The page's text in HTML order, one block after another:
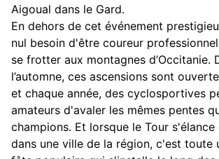
Aigoual dans le Gard.
En dehors de cet événement
nul besoin d'être coureur
se frotter aux montagnes d’Occitanie.
l’automne, ces ascensions sont
et chaque année, des cyclosportives
amateurs d'avaler les mêmes pentes
champions. Et lorsque le Tour s'élance
dans une ville de la région, c'est toute